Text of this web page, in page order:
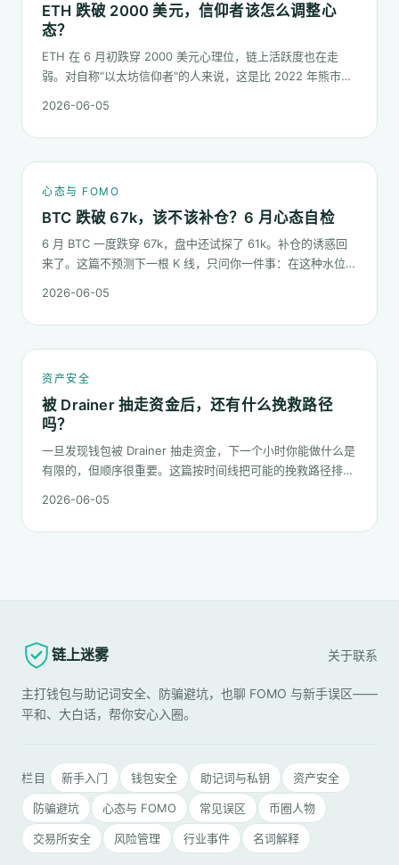
ETH 跌破 2000 美元，信仰者该怎么调整心
态？
ETH 在 6 月初跌穿 2000 美元心理位，链上活跃度也在走
弱。对自称"以太坊信仰者"的人来说，这是比 2022 年熊市更
2026-06-05
心态与 FOMO
BTC 跌破 67k，该不该补仓？6 月心态自检
6 月 BTC 一度跌穿 67k，盘中还试探了 61k。补仓的诱惑回
来了。这篇不预测下一根 K 线，只问你一件事：在这种水位面
2026-06-05
资产安全
被 Drainer 抽走资金后，还有什么挽救路径
吗？
一旦发现钱包被 Drainer 抽走资金，下一个小时你能做什么是
有限的，但顺序很重要。这篇按时间线把可能的挽救路径排一
2026-06-05
链上迷雾 关于联系
主打钱包与助记词安全、防骗避坑，也聊 FOMO 与新手误区——
平和、大白话，帮你安心入圈。
栏目 新手入门 钱包安全 助记词与私钥 资产安全
防骗避坑 心态与 FOMO 常见误区 币圈人物
交易所安全 风险管理 行业事件 名词解释